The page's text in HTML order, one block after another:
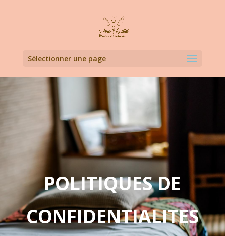
Sélectionner une page
POLITIQUES DE
CONFIDENTIALITES